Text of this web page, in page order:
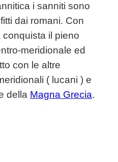
i sanniti sono
dai romani. Con
il pieno
meridionale ed
con le altre
( lucani ) e
della Magna Grecia.